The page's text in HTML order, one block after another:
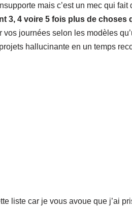
mais c’est un mec qui fait
3, 4 voire 5 fois plus de choses
vos journées selon les modèles
hallucinante en un temps
liste car je vous avoue que j’ai